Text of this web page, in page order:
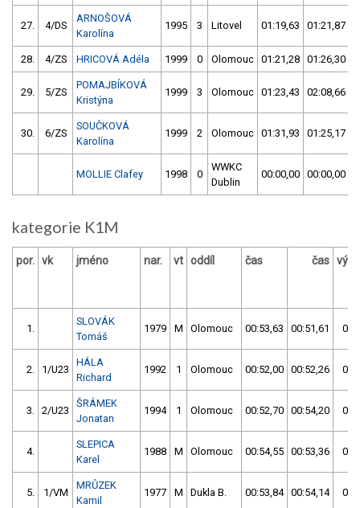
27. 4/DS
ARNOŠOVÁ
Karolína
1995 3 Litovel 01:19,63 01:21,87
28. 4/ZS HRICOVÁ Adéla 1999 0 Olomouc 01:21,28 01:26,30
29. 5/ZS
POMAJBÍKOVÁ
Kristýna
1999 3 Olomouc 01:23,43 02:08,66
30. 6/ZS
SOUČKOVÁ
Karolína
1999 2 Olomouc 01:31,93 01:25,17
MOLLIE Clafey 1998 0
WWKC
Dublin
00:00,00 00:00,00
kategorie K1M
por. vk jméno nar. vt oddíl čas čas
1.
SLOVÁK
Tomáš
1979 M Olomouc 00:53,63 00:51,61
2. 1/U23
HÁLA
Richard
1992 1 Olomouc 00:52,00 00:52,26
3. 2/U23
ŠRÁMEK
Jonatan
1994 1 Olomouc 00:52,70 00:54,20
4.
SLEPICA
Karel
1988 M Olomouc 00:54,55 00:53,36
5. 1/VM
MRŮZEK
Kamil
1977 M Dukla B. 00:53,84 00:54,14